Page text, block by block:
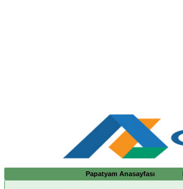
Papatyam Anasayfası